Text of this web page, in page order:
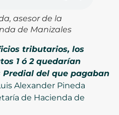
asesor de la
de Manizales
tributarios, los
1 ó 2 quedarían
del que pagaban
Alexander Pineda
de Hacienda de